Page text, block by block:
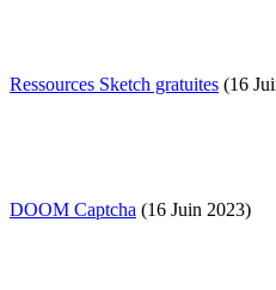
Ressources Sketch gratuites (16
DOOM Captcha (16 Juin 2023)